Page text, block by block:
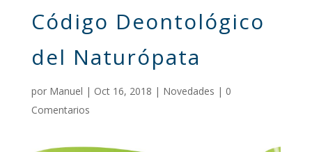
Código Deontológico
del Naturópata
por Manuel | Oct 16, 2018 | Novedades | 0
Comentarios